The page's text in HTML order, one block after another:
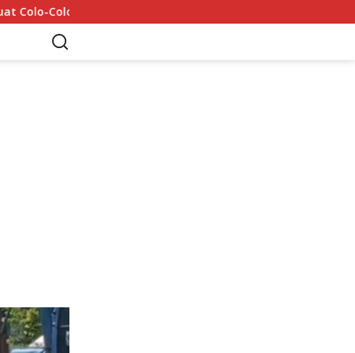
Mohamed Salah Tiba di Trabzon 5 Agustus: 6 Rekor yang